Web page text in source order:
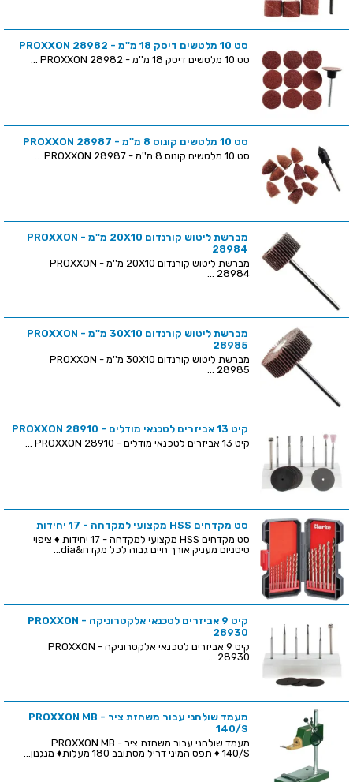
סט 10 מלטשים דיסק 18 מ''מ - PROXXON 28982
סט 10 מלטשים דיסק 18 מ''מ - PROXXON 28982 ...
סט 10 מלטשים קונוס 8 מ''מ - PROXXON 28987
סט 10 מלטשים קונוס 8 מ''מ - PROXXON 28987 ...
מברשת ליטוש קורנדום 20X10 מ''מ - PROXXON
28984
מברשת ליטוש קורנדום 20X10 מ''מ - PROXXON
28984 ...
מברשת ליטוש קורנדום 30X10 מ''מ - PROXXON
28985
מברשת ליטוש קורנדום 30X10 מ''מ - PROXXON
28985 ...
קיט 13 אביזרים לטכנאי מודלים - PROXXON 28910
קיט 13 אביזרים לטכנאי מודלים - PROXXON 28910 ...
סט מקדחים HSS מקצועי למקדחה - 17 יחידות
סט מקדחים HSS מקצועי למקדחה - 17 יחידות ♦ ציפוי
טיטניום מעניק אורך חיים גבוה לכל מקדח&dia...
קיט 9 אביזרים לטכנאי אלקטרוניקה - PROXXON
28930
קיט 9 אביזרים לטכנאי אלקטרוניקה - PROXXON
28930 ...
מעמד שולחני עבור משחזת ציר - PROXXON MB
140/S
מעמד שולחני עבור משחזת ציר - PROXXON MB
140/S ♦ תפס המיני דריל מסתובב 180 מעלות♦ מנגנון...